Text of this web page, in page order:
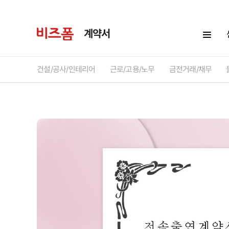
계약서
건설/공사/인테리어 근로/고용/노무 금전거래/채무